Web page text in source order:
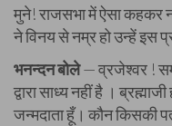
मुने! राजसभा में ऐसा कहकर
ने विनय से नम्र हो उन्हें इस
भनन्दन बोले— व्रजेश्वर !
द्वारा साध्य नहीं है ।
जन्मदाता हूँ। कौन किसकी